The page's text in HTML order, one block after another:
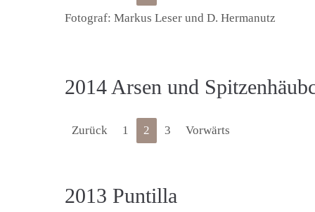
Fotograf: Markus Leser und D. Hermanutz
2014 Arsen und
Zurück 1 2 3 Vorwärts
2013 Puntilla